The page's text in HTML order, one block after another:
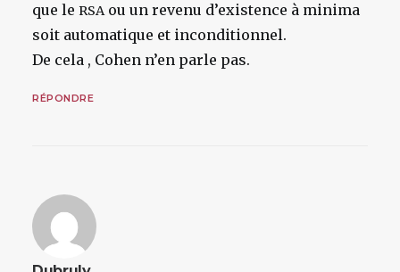
que le RSAou un revenu d’existence à minima
soit automatique et inconditionnel.
De cela , Cohen n’en parle pas.
RÉPONDRE